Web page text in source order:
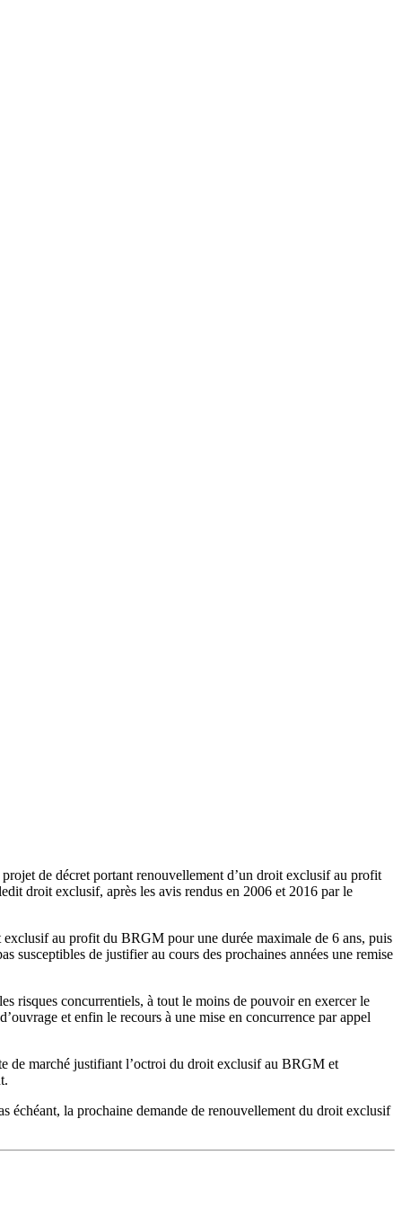
de décret portant renouvellement d’un droit exclusif au profit
droit exclusif, après les avis rendus en 2006 et 2016 par le
au profit du BRGM pour une durée maximale de 6 ans, puis
susceptibles de justifier au cours des prochaines années une remise
risques concurrentiels, à tout le moins de pouvoir en exercer le
et enfin le recours à une mise en concurrence par appel
de marché justifiant l’octroi du droit exclusif au BRGM et
échéant, la prochaine demande de renouvellement du droit exclusif